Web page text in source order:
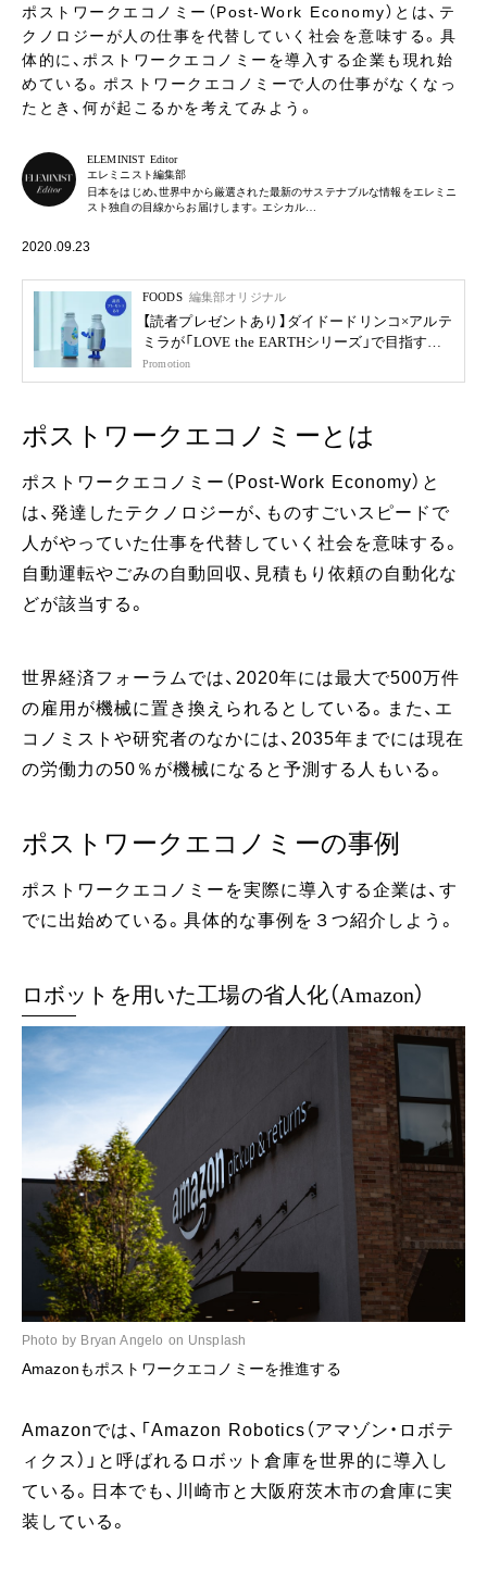
ポストワークエコノミー（Post-Work Economy）とは、テ
クノロジーが人の仕事を代替していく社会を意味する。具
体的に、ポストワークエコノミーを導入する企業も現れ始
めている。ポストワークエコノミーで人の仕事がなくなっ
たとき、何が起こるかを考えてみよう。
ELEMINIST Editor
エレミニスト編集部
日本をはじめ、世界中から厳選された最新のサステナブルな情報をエレミニ
スト独自の目線からお届けします。エシカル…
2020.09.23
FOODS 編集部オリジナル
【読者プレゼントあり】ダイドードリンコ×アルテ
ミラが「LOVE the EARTHシリーズ」で目指す未
来
Promotion
ポストワークエコノミーとは
ポストワークエコノミー（Post-Work Economy）と
は、発達したテクノロジーが、ものすごいスピードで
人がやっていた仕事を代替していく社会を意味する。
自動運転やごみの自動回収、見積もり依頼の自動化な
どが該当する。
世界経済フォーラムでは、2020年には最大で500万件
の雇用が機械に置き換えられるとしている。また、エ
コノミストや研究者のなかには、2035年までには現在
の労働力の50％が機械になると予測する人もいる。
ポストワークエコノミーの事例
ポストワークエコノミーを実際に導入する企業は、す
でに出始めている。具体的な事例を３つ紹介しよう。
ロボットを用いた工場の省人化（Amazon）
Photo by Bryan Angelo on Unsplash
Amazonもポストワークエコノミーを推進する
Amazonでは、「Amazon Robotics（アマゾン・ロボテ
ィクス）」と呼ばれるロボット倉庫を世界的に導入し
ている。日本でも、川崎市と大阪府茨木市の倉庫に実
装している。